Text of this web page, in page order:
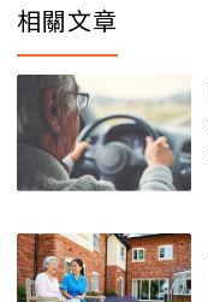
相關文章